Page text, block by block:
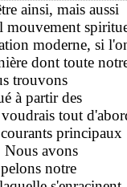
ainsi, mais aussi
mouvement
moderne, si
dont toute
trouvons
à partir des
tout
principaux
avons
notre